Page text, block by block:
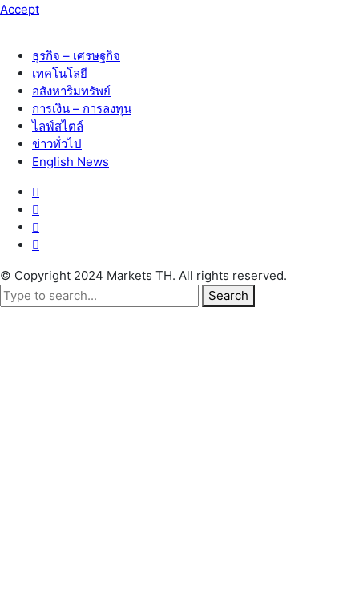
Accept
ธุรกิจ – เศรษฐกิจ
เทคโนโลยี
อสังหาริมทรัพย์
การเงิน – การลงทุน
ไลฟ์สไตล์
ข่าวทั่วไป
English News
© Copyright 2024 Markets TH. All rights reserved.
Search